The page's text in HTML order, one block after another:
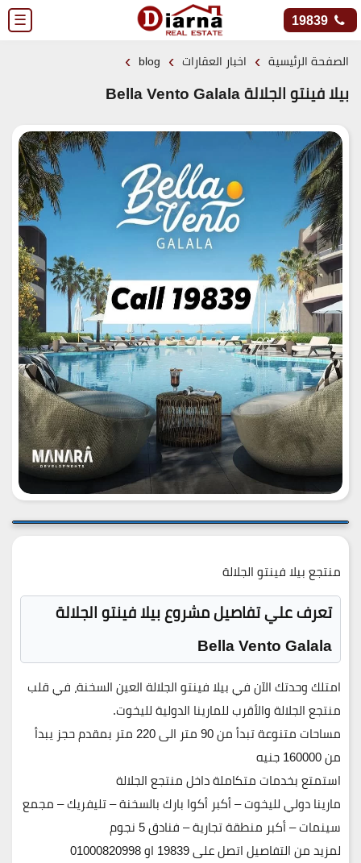
☰ 19839
الصفحة الرئيسية › اخبار العقارات ›
blog
›
بيلا فينتو الجلالة Bella Vento Galala
منتجع بيلا فينتو الجلالة
تعرف علي تفاصيل مشروع بيلا فينتو الجلالة
Bella Vento Galala
امتلك وحدتك الآن في بيلا فينتو الجلالة العين السخنة، في قلب
منتجع الجلالة والأقرب للمارينا الدولية لليخوت.
مساحات متنوعة تبدأ من 90 متر الى 220 متر بمقدم حجز يبدأ
من 160000 جنيه
استمتع بخدمات متكاملة داخل منتجع الجلالة
مارينا دولي لليخوت – أكبر أكوا بارك بالسخنة – تليفريك – مجمع
سينمات – أكبر منطقة تجارية – فنادق 5 نجوم
لمزيد من التفاصيل اتصل على 19839 او 01000820998